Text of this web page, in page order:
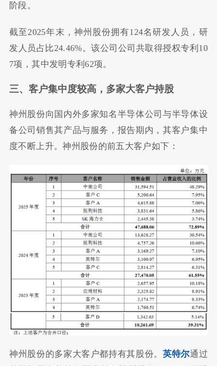
阶段。
截至2025年末，神州股份拥有124名研发人员，研
发人员占比24.46%。该公司公司共取得授权专利10
7项，其中发明专利62项。
三、客户集中度较高，多家大客户持股
神州股份向国内外多家知名半导体公司与半导体设
备公司销售其产品与服务，报告期内，其客户集中
度不断上升。神州股份的前五大客户如下：
神州股份的多家大客户都持有其股份。 英特尔通过